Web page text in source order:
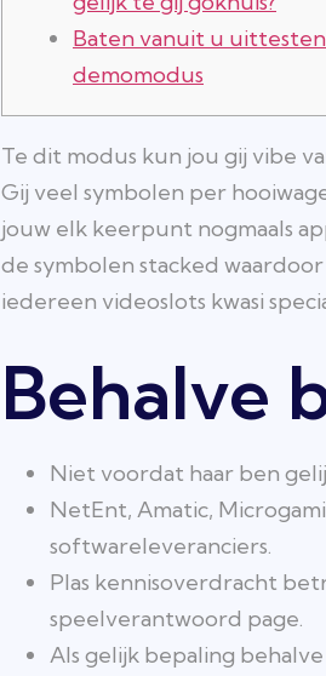
Baten vanuit u
demomodus
Te dit modus kun jou gij vibe
Gij veel symbolen per
jouw elk keerpunt nogmaals
de symbolen stacked
iedereen videoslots kwasi
Behalve
Niet voordat haar ben
NetEnt, Amatic,
softwareleveranciers.
Plas kennisoverdracht
speelverantwoord page.
Als gelijk bepaling